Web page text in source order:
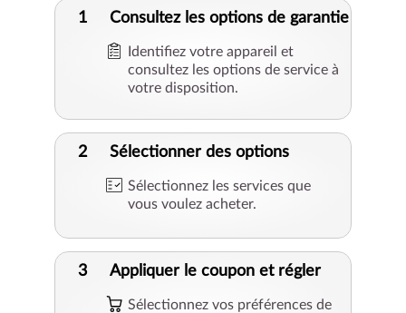
1 Consultez les options de garantie
Identifiez votre appareil et
consultez les options de service à
votre disposition.
2 Sélectionner des options
Sélectionnez les services que
vous voulez acheter.
3 Appliquer le coupon et régler
Sélectionnez vos préférences de